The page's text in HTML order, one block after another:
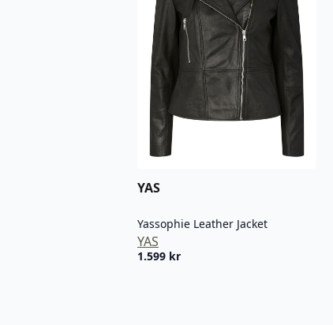
YAS
Yassophie Leather Jacket
YAS
1.599 kr